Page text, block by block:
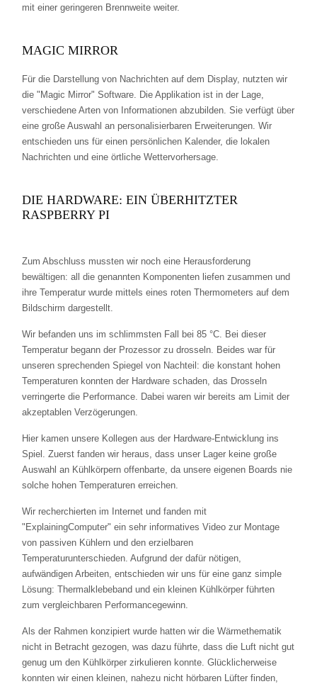
mit einer geringeren Brennweite weiter.
MAGIC MIRROR
Für die Darstellung von Nachrichten auf dem Display, nutzten wir
die "Magic Mirror" Software. Die Applikation ist in der Lage,
verschiedene Arten von Informationen abzubilden. Sie verfügt über
eine große Auswahl an personalisierbaren Erweiterungen. Wir
entschieden uns für einen persönlichen Kalender, die lokalen
Nachrichten und eine örtliche Wettervorhersage.
DIE HARDWARE: EIN ÜBERHITZTER
RASPBERRY PI
Zum Abschluss mussten wir noch eine Herausforderung
bewältigen: all die genannten Komponenten liefen zusammen und
ihre Temperatur wurde mittels eines roten Thermometers auf dem
Bildschirm dargestellt.
Wir befanden uns im schlimmsten Fall bei 85 °C. Bei dieser
Temperatur begann der Prozessor zu drosseln. Beides war für
unseren sprechenden Spiegel von Nachteil: die konstant hohen
Temperaturen konnten der Hardware schaden, das Drosseln
verringerte die Performance. Dabei waren wir bereits am Limit der
akzeptablen Verzögerungen.
Hier kamen unsere Kollegen aus der Hardware-Entwicklung ins
Spiel. Zuerst fanden wir heraus, dass unser Lager keine große
Auswahl an Kühlkörpern offenbarte, da unsere eigenen Boards nie
solche hohen Temperaturen erreichen.
Wir recherchierten im Internet und fanden mit
"ExplainingComputer" ein sehr informatives Video zur Montage
von passiven Kühlern und den erzielbaren
Temperaturunterschieden. Aufgrund der dafür nötigen,
aufwändigen Arbeiten, entschieden wir uns für eine ganz simple
Lösung: Thermalklebeband und ein kleinen Kühlkörper führten
zum vergleichbaren Performancegewinn.
Als der Rahmen konzipiert wurde hatten wir die Wärmethematik
nicht in Betracht gezogen, was dazu führte, dass die Luft nicht gut
genug um den Kühlkörper zirkulieren konnte. Glücklicherweise
konnten wir einen kleinen, nahezu nicht hörbaren Lüfter finden,